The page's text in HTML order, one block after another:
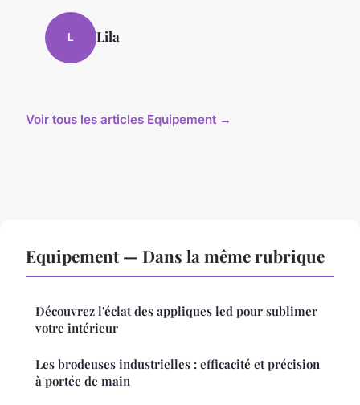
L Lila
Voir tous les articles Equipement →
Equipement — Dans la même rubrique
Découvrez l'éclat des appliques led pour sublimer
votre intérieur
Les brodeuses industrielles : efficacité et précision
à portée de main